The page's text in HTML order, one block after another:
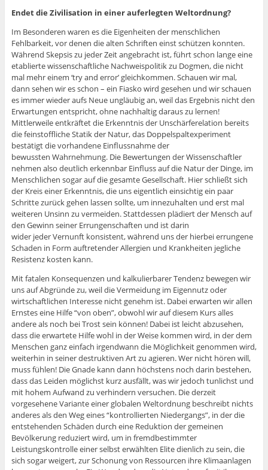
Endet die Zivilisation in einer auferlegten Weltordnung?
Im Besonderen waren es die Eigenheiten der menschlichen
Fehlbarkeit, vor denen die alten Schriften einst schützen konnten.
Während Skepsis zu jeder Zeit angebracht ist, führt schon lange eine
etablierte wissenschaftliche Nachweispolitik zu Dogmen, die nicht
mal mehr einem ‘try and error’ gleichkommen. Schauen wir mal,
dann sehen wir es schon – ein Fiasko wird gesehen und wir schauen
es immer wieder aufs Neue ungläubig an, weil das Ergebnis nicht den
Erwartungen entspricht, ohne nachhaltig daraus zu lernen!
Mittlerweile entkräftet die Erkenntnis der Unschärferelation bereits
die feinstoffliche Statik der Natur, das Doppelspaltexperiment
bestätigt die vorhandene Einflussnahme der
bewussten Wahrnehmung. Die Bewertungen der Wissenschaftler
nehmen also deutlich erkennbar Einfluss auf die Natur der Dinge, im
Menschlichen sogar auf die gesamte Gesellschaft. Hier schließt sich
der Kreis einer Erkenntnis, die uns eigentlich einsichtig ein paar
Schritte zurück gehen lassen sollte, um innezuhalten und erst mal
weiteren Unsinn zu vermeiden. Stattdessen plädiert der Mensch auf
den Gewinn seiner Errungenschaften und ist darin
wider jeder Vernunft konsistent, während uns der hierbei errungene
Schaden in Form auftretender Allergien und Krankheiten jegliche
Resistenz kosten kann.
Mit fatalen Konsequenzen und kalkulierbarer Tendenz bewegen wir
uns auf Abgründe zu, weil die Vermeidung im Eigennutz oder
wirtschaftlichen Interesse nicht genehm ist. Dabei erwarten wir allen
Ernstes eine Hilfe “von oben”, obwohl wir auf diesem Kurs alles
andere als noch bei Trost sein können! Dabei ist leicht abzusehen,
dass die erwartete Hilfe wohl in der Weise kommen wird, in der dem
Menschen ganz einfach irgendwann die Möglichkeit genommen wird,
weiterhin in seiner destruktiven Art zu agieren. Wer nicht hören will,
muss fühlen! Die Gnade kann dann höchstens noch darin bestehen,
dass das Leiden möglichst kurz ausfällt, was wir jedoch tunlichst und
mit hohem Aufwand zu verhindern versuchen. Die derzeit
vorgesehene Variante einer globalen Weltordnung beschreibt nichts
anderes als den Weg eines “kontrollierten Niedergangs”, in der die
entstehenden Schäden durch eine Reduktion der gemeinen
Bevölkerung reduziert wird, um in fremdbestimmter
Leistungskontrolle einer selbst erwählten Elite dienlich zu sein, die
sich sogar weigert, zur Schonung von Ressourcen ihre Klimaanlagen